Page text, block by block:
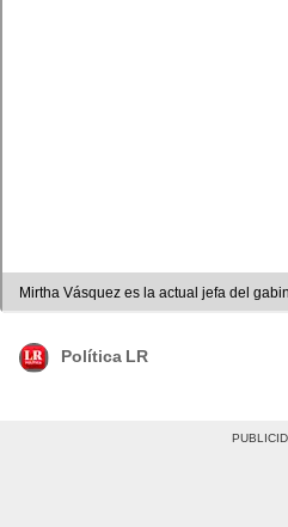
Mirtha Vásquez es la actual jefa del
Política LR